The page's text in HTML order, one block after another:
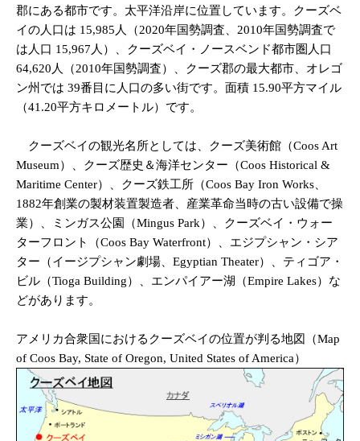
郡にある都市です。太平洋沿岸に位置しています。クーズベ
イの人口は 15,985人（2020年国勢調査、2010年国勢調査で
は人口 15,967人）、クーズベイ・ノースベンド都市圏人口
64,620人（2010年国勢調査）、クーズ郡の最大都市、オレゴ
ン州では 39番目に人口の多い街です。面積 15.90平方マイル
（41.20平方キロメートル）です。
クーズベイの観光名所としては、クーズ美術館（Coos Art
Museum）、クーズ歴史＆海洋センター（Coos Historical &
Maritime Center）、クーズ鉄工所（Coos Bay Iron Works、
1882年創業の製材装置製造者、産業革命当時の古い設備で操
業）、ミンガス公園（Mingus Park）、クーズベイ・ウォー
ターフロント（Coos Bay Waterfront）、エジプシャン・シア
ター（イージプシャン劇場、Egyptian Theater）、ティゴア・
ビル（Tioga Building）、エンパイアー湖（Empire Lakes）な
どがあります。
アメリカ合衆国におけるクーズベイの位置が判る地図（Map
of Coos Bay, State of Oregon, United States of America）